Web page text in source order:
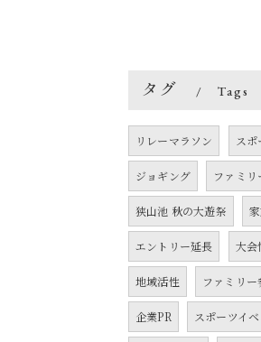
タグ Tags
リレーマラソン スポ
ジョギング ファミリ
狭山池 秋の大遊祭
エントリー延長 大会
地域活性 ファミリー
企業PR スポーツイ